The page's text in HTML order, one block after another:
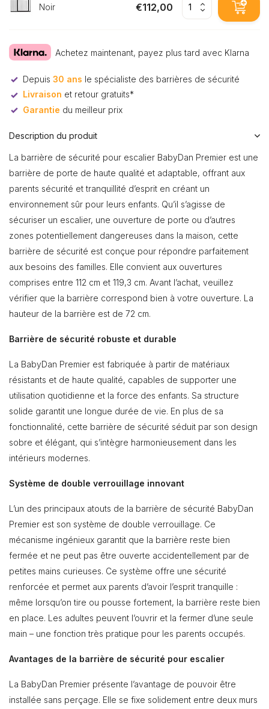
Noir €112,00
Achetez maintenant, payez plus tard avec Klarna
Depuis 30 ans le spécialiste des barrières de sécurité
Livraison et retour gratuits*
Garantie du meilleur prix
Description du produit
La barrière de sécurité pour escalier BabyDan Premier est une
barrière de porte de haute qualité et adaptable, offrant aux
parents sécurité et tranquillité d’esprit en créant un
environnement sûr pour leurs enfants. Qu’il s’agisse de
sécuriser un escalier, une ouverture de porte ou d’autres
zones potentiellement dangereuses dans la maison, cette
barrière de sécurité est conçue pour répondre parfaitement
aux besoins des familles. Elle convient aux ouvertures
comprises entre 112 cm et 119,3 cm. Avant l’achat, veuillez
vérifier que la barrière correspond bien à votre ouverture. La
hauteur de la barrière est de 72 cm.
Barrière de sécurité robuste et durable
La BabyDan Premier est fabriquée à partir de matériaux
résistants et de haute qualité, capables de supporter une
utilisation quotidienne et la force des enfants. Sa structure
solide garantit une longue durée de vie. En plus de sa
fonctionnalité, cette barrière de sécurité séduit par son design
sobre et élégant, qui s’intègre harmonieusement dans les
intérieurs modernes.
Système de double verrouillage innovant
L’un des principaux atouts de la barrière de sécurité BabyDan
Premier est son système de double verrouillage. Ce
mécanisme ingénieux garantit que la barrière reste bien
fermée et ne peut pas être ouverte accidentellement par de
petites mains curieuses. Ce système offre une sécurité
renforcée et permet aux parents d’avoir l’esprit tranquille :
même lorsqu’on tire ou pousse fortement, la barrière reste bien
en place. Les adultes peuvent l’ouvrir et la fermer d’une seule
main – une fonction très pratique pour les parents occupés.
Avantages de la barrière de sécurité pour escalier
La BabyDan Premier présente l’avantage de pouvoir être
installée sans perçage. Elle se fixe solidement entre deux murs